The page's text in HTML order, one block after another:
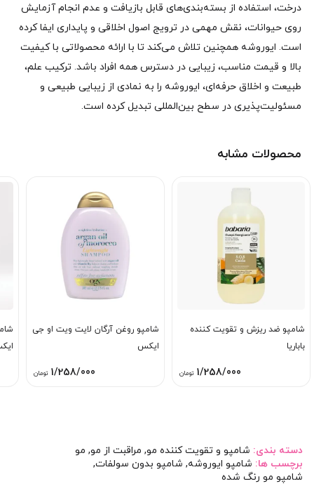
درخت، استفاده از بسته‌بندی‌های قابل بازیافت و عدم انجام آزمایش
روی حیوانات، نقش مهمی در ترویج اصول اخلاقی و پایداری ایفا کرده
است. ایوروشه همچنین تلاش می‌کند تا با ارائه محصولاتی با کیفیت
بالا و قیمت مناسب، زیبایی در دسترس همه افراد باشد. ترکیب علم،
طبیعت و اخلاق حرفه‌ای، ایوروشه را به نمادی از زیبایی طبیعی و
مسئولیت‌پذیری در سطح بین‌المللی تبدیل کرده است.
محصولات مشابه
شامپو ضد ریزش و تقویت کننده
باباریا
1/258/000 تومان
شامپو روغن آرگان لایت ویت او جی
ایکس
1/258/000 تومان
دسته بندی: شامپو و تقویت کننده مو, مراقبت از مو, مو
برچسب ها: شامپو ایوروشه, شامپو بدون سولفات,
شامپو مو رنگ شده